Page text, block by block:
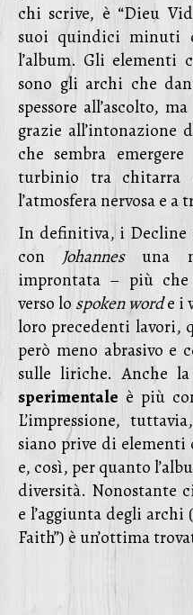
chi scrive, è “Dieu
suoi quindici minuti
l’album. Gli elementi
sono gli archi che
spessore all’ascolto,
grazie all’intonazione
che sembra
turbinio tra chitarra
l’atmosfera nervosa e a
In definitiva, i Decline
con Johannesuna
improntata – più
verso lo spoken worde i
loro precedenti lavori,
però meno abrasivo e
sulle liriche. Anche
sperimentale è più
L’impressione,
siano prive di
e, così, per quanto
diversità. Nonostante
e l’aggiunta degli
Faith”) è un’ottima